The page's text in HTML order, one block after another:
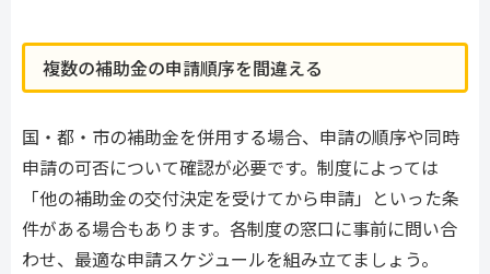
複数の補助金の申請順序を間違える
国・都・市の補助金を併用する場合、申請の順序や同時
申請の可否について確認が必要です。制度によっては
「他の補助金の交付決定を受けてから申請」といった条
件がある場合もあります。各制度の窓口に事前に問い合
わせ、最適な申請スケジュールを組み立てましょう。